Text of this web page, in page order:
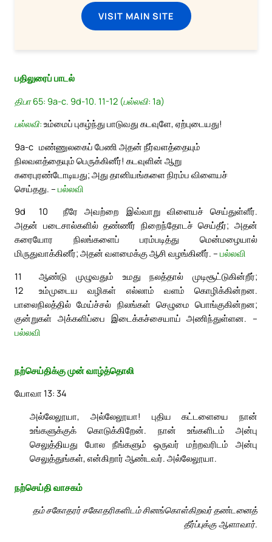
VISIT MAIN SITE
பதிலுரைப் பாடல்
திபா 65: 9a-c. 9d-10. 11-12 (பல்லவி: 1a)
பல்லவி: உம்மைப் புகழ்ந்து பாடுவது கடவுளே, ஏற்புடையது!
9a-c மண்ணுலகைப் பேணி அதன் நீர்வளத்தையும்
நிலவளத்தையும் பெருக்கினீர்! கடவுளின் ஆறு
கரைபுரண்டோடியது; அது தானியங்களை நிரம்ப விளையச்
செய்தது. – பல்லவி
9d
நீரே அவற்றை இவ்வாறு விளையச் செய்துள்ளீர்.
10
அதன் படைசால்களில் தண்ணீர் நிறைந்தோடச் செய்தீர்; அதன்
கரையோர நிலங்களைப் பரம்படித்து மென்மழையால்
மிருதுவாக்கினீர்; அதன் வளமைக்கு ஆசி வழங்கினீர். – பல்லவி
11
ஆண்டு முழுவதும் உமது நலத்தால் முடிசூட்டுகின்றீர்;
உம்முடைய வழிகள் எல்லாம் வளம் கொழிக்கின்றன.
12
பாலைநிலத்தில் மேய்ச்சல் நிலங்கள் செழுமை பொங்குகின்றன;
குன்றுகள் அக்களிப்பை இடைக்கச்சையாய் அணிந்துள்ளன. –
பல்லவி
நற்செய்திக்கு முன் வாழ்த்தொலி
யோவா 13: 34
அல்லேலூயா, அல்லேலூயா! புதிய கட்டளையை நான்
உங்களுக்குக் கொடுக்கிறேன். நான் உங்களிடம் அன்பு
செலுத்தியது போல நீங்களும் ஒருவர் மற்றவரிடம் அன்பு
செலுத்துங்கள், என்கிறார் ஆண்டவர். அல்லேலூயா.
நற்செய்தி வாசகம்
தம் சகோதரர் சகோதரிகளிடம் சினங்கொள்கிறவர் தண்டனைத்
தீர்ப்புக்கு ஆளாவார்.